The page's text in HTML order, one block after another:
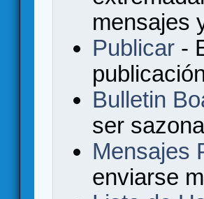
mensajes
Publicar -
Bulletin
ser
Mensajes
enviarse